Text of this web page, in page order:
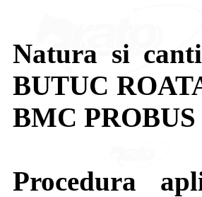
Natura si
BUTUC
BMC PROBUS
Procedura